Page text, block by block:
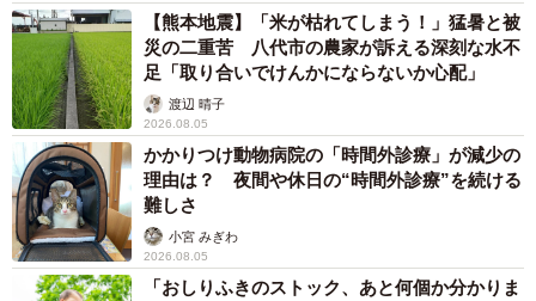
【熊本地震】「米が枯れてしまう！」猛暑と被
災の二重苦 八代市の農家が訴える深刻な水不
足「取り合いでけんかにならないか心配」
渡辺 晴子
2026.08.05
かかりつけ動物病院の「時間外診療」が減少の
理由は？ 夜間や休日の“時間外診療”を続ける
難しさ
小宮 みぎわ
2026.08.05
「おしりふきのストック、あと何個か分かりま